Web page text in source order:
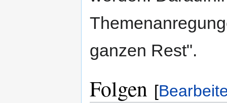
ganzen Rest".
Folgen [